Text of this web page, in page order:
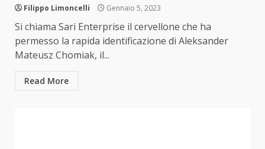
Filippo Limoncelli Gennaio 5, 2023
Si chiama Sari Enterprise il cervellone che ha
permesso la rapida identificazione di Aleksander
Mateusz Chomiak, il...
Read More